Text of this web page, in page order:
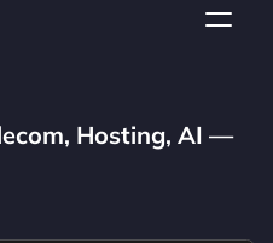
Hosting, AI —